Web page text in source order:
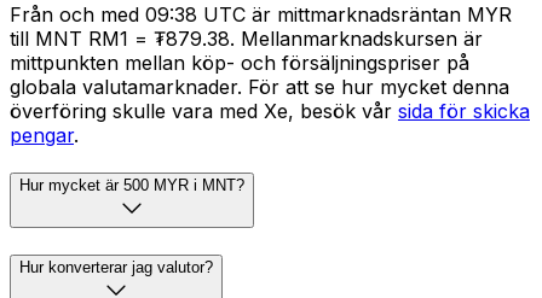
Från och med 09:38 UTC är mittmarknadsräntan MYR
till MNT RM1 = ₮879.38. Mellanmarknadskursen är
mittpunkten mellan köp- och försäljningspriser på
globala valutamarknader. För att se hur mycket denna
överföring skulle vara med Xe, besök vår sida för skicka
pengar.
Hur mycket är 500 MYR i MNT?
Hur konverterar jag valutor?